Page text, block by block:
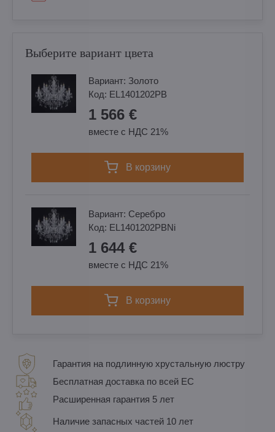
Выберите вариант цвета
Вариант: Золотo
Код: EL1401202PB
1 566 €
вместе с НДС 21%
в корзину
Вариант: Cеребро
Код: EL1401202PBNi
1 644 €
вместе с НДС 21%
в корзину
Гарантия на подлинную хрустальную люстру
Бесплатная доставка по всей ЕС
Расширенная гарантия 5 лет
Наличие запасных частей 10 лет